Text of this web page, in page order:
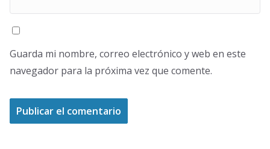
Guarda mi nombre, correo electrónico y web en este
navegador para la próxima vez que comente.